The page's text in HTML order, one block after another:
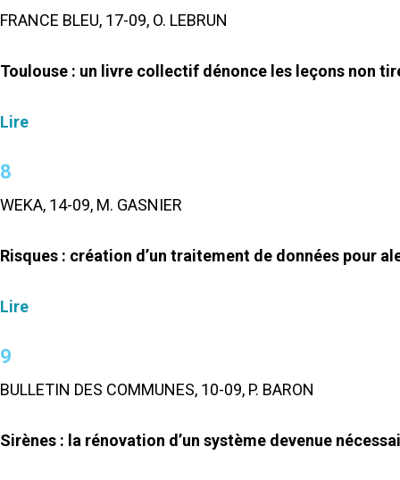
FRANCE BLEU, 17-09, O. LEBRUN
Toulouse : un livre collectif dénonce les leçons non
Lire
8
WEKA, 14-09, M. GASNIER
Risques : création d’un traitement de données pour
Lire
9
BULLETIN DES COMMUNES, 10-09, P. BARON
Sirènes : la rénovation d’un système devenue